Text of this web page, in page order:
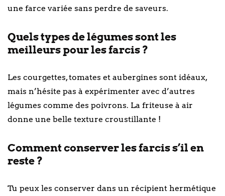
une farce variée sans perdre de saveurs.
Quels types de légumes sont les
meilleurs pour les farcis ?
Les courgettes, tomates et aubergines sont idéaux,
mais n’hésite pas à expérimenter avec d’autres
légumes comme des poivrons. La friteuse à air
donne une belle texture croustillante !
Comment conserver les farcis s’il en
reste ?
Tu peux les conserver dans un récipient hermétique